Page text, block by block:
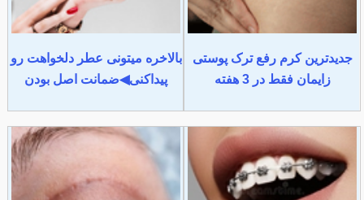
جدیدترین کرم رفع ترک پوستی
زایمان فقط در 3 هفته
بالاخره میتونی عطر دلخواهت رو
پیداکنی◀ضمانت اصل بودن